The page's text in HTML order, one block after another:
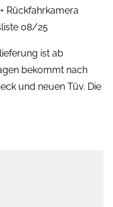
Rückfahrkamera
08/25
ist ab
bekommt nach
und neuen Tüv. Die